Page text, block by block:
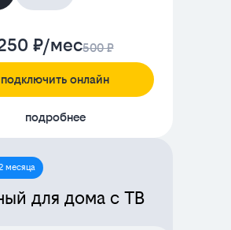
₽/мес500 ₽
подключить онлайн
подробнее
месяца
для дома с ТВ